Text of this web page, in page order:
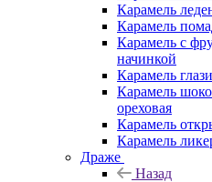
Карамель
Карамель
Карамель с
начинкой
Карамель
Карамель
ореховая
Карамель
Карамель
Драже
Назад